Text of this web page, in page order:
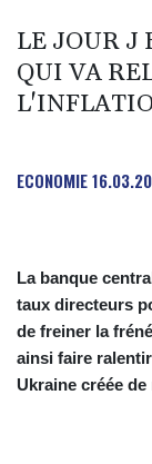
LE JOUR J
QUI VA
ECONOMIE
La banque
taux directeurs
de freiner la
ainsi faire
Ukraine créée